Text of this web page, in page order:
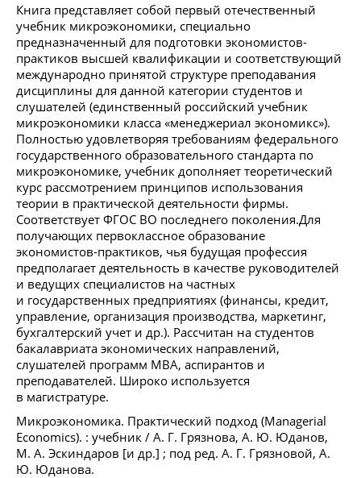
Книга представляет собой первый отечественный
учебник микроэкономики, специально
предназначенный для подготовки экономистов-
практиков высшей квалификации и соответствующий
международно принятой структуре преподавания
дисциплины для данной категории студентов и
слушателей (единственный российский учебник
микроэкономики класса «менеджериал экономикс»).
Полностью удовлетворяя требованиям федерального
государственного образовательного стандарта по
микроэкономике, учебник дополняет теоретический
курс рассмотрением принципов использования
теории в практической деятельности фирмы.
Соответствует ФГОС ВО последнего поколения.Для
получающих первоклассное образование
экономистов-практиков, чья будущая профессия
предполагает деятельность в качестве руководителей
и ведущих специалистов на частных
и государственных предприятиях (финансы, кредит,
управление, организация производства, маркетинг,
бухгалтерский учет и др.). Рассчитан на студентов
бакалавриата экономических направлений,
слушателей программ МВА, аспирантов и
преподавателей. Широко используется
в магистратуре.
Микроэкономика. Практический подход (Managerial
Economics). : учебник / А. Г. Грязнова, А. Ю. Юданов,
М. А. Эскиндаров [и др.] ; под ред. А. Г. Грязновой, А.
Ю. Юданова.